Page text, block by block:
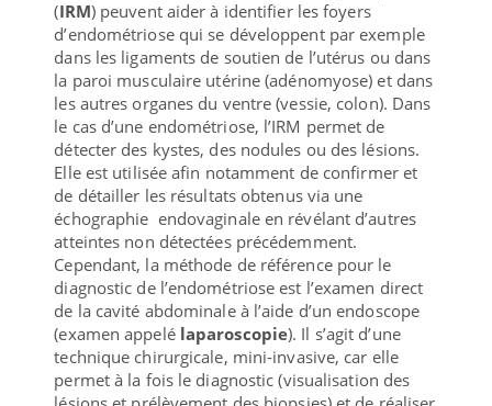
(IRM) peuvent aider à identifier les foyers
d’endométriose qui se développent par exemple
dans les ligaments de soutien de l’utérus ou dans
la paroi musculaire utérine (adénomyose) et dans
les autres organes du ventre (vessie, colon). Dans
le cas d’une endométriose, l’IRM permet de
détecter des kystes, des nodules ou des lésions.
Elle est utilisée afin notamment de confirmer et
de détailler les résultats obtenus via une
échographie endovaginale en révélant d’autres
atteintes non détectées précédemment.
Cependant, la méthode de référence pour le
diagnostic de l’endométriose est l’examen direct
de la cavité abdominale à l’aide d’un endoscope
(examen appelé laparoscopie). Il s’agit d’une
technique chirurgicale, mini-invasive, car elle
permet à la fois le diagnostic (visualisation des